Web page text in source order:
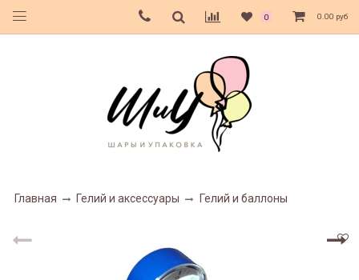
0 0.00 руб
Главная Гелий и аксессуары Гелий и баллоны